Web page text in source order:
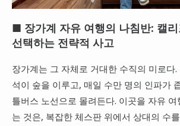
■ 장가계 자유 여행의 나침반: 캘
선택하는 전략적 사고
장가계는 그 자체로 거대한 수직의 미로다
석이 숲을 이루고, 매일 수만 명의 인파가
틀버스 노선으로 몰려든다. 이곳을 자유
는 것은, 복잡한 체스판 위에서 상대의 수